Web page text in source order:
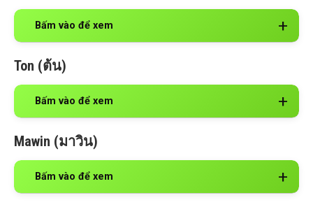
Bấm vào để xem
Ton (ต้น)
Bấm vào để xem
Mawin (มาวิน)
Bấm vào để xem